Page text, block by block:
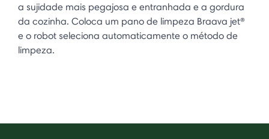
a sujidade mais pegajosa e entranhada e a gordura
da cozinha. Coloca um pano de limpeza Braava jet®
e o robot seleciona automaticamente o método de
limpeza.